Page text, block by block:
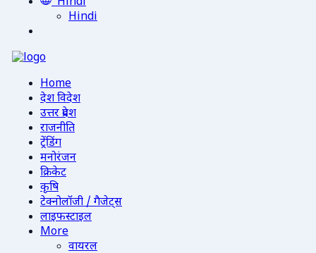
Hindi
Home
देश विदेश
उत्तर प्रदेश
राजनीति
ट्रेंडिंग
मनोरंजन
क्रिकेट
कृषि
टेक्नोलॉजी / गैजेट्स
लाइफस्टाइल
More
वायरल